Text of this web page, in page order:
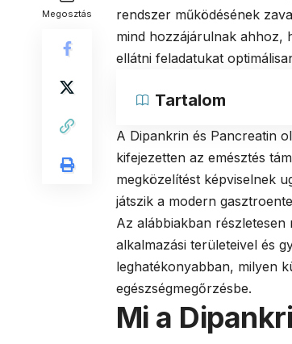
Megosztás
rendszer működésének
mind hozzájárulnak ahhoz,
ellátni feladatukat
Tartalom
A Dipankrin és Pancreatin
kifejezetten az emésztés
megközelítést képviselnek
játszik a modern
Az alábbiakban részletesen
alkalmazási területeivel és
leghatékonyabban, milyen
egészségmegőrzésbe.
Mi a